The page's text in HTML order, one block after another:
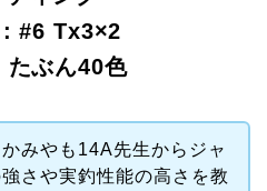
Tx3×2
たぶん40色
みやも14A先生からジャ
さや実釣性能の高さを教